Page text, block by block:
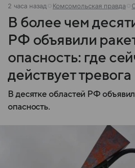
2 часа назад Комсомольская правда
В более чем
РФ объявили
опасность: где
действует тревога
В десятке областей РФ
опасность.